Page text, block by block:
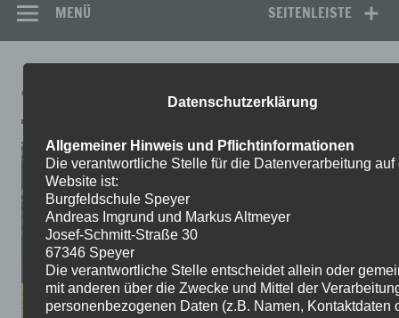
SEITENLEISTE
MENÜ
4-5 Datenschutzerklärung
Allgemeiner Hinweis und Pflichtinformationen
Die verantwortliche Stelle für die Datenverarbeitung auf
Website ist:
Burgfeldschule Speyer
Andreas Imgrund und Markus Altmeyer
Josef-Schmitt-Straße 30
67346 Speyer
Die verantwortliche Stelle entscheidet allein oder
mit anderen über die Zwecke und Mittel der
personenbezogenen Daten (z.B. Namen, Kontaktdaten